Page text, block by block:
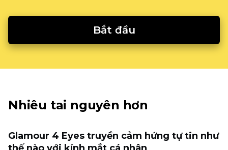
Bắt đầu
Nhiêu tai nguyên hơn
Glamour 4 Eyes truyền cảm hứng tự tin như